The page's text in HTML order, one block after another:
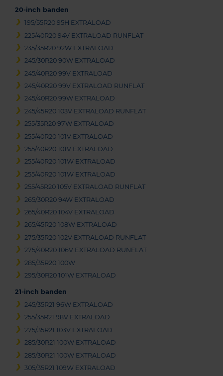
20-inch banden
195/55R20 95H EXTRALOAD
225/40R20 94V EXTRALOAD RUNFLAT
235/35R20 92W EXTRALOAD
245/30R20 90W EXTRALOAD
245/40R20 99V EXTRALOAD
245/40R20 99V EXTRALOAD RUNFLAT
245/40R20 99W EXTRALOAD
245/45R20 103V EXTRALOAD RUNFLAT
255/35R20 97W EXTRALOAD
255/40R20 101V EXTRALOAD
255/40R20 101V EXTRALOAD
255/40R20 101W EXTRALOAD
255/40R20 101W EXTRALOAD
255/45R20 105V EXTRALOAD RUNFLAT
265/30R20 94W EXTRALOAD
265/40R20 104V EXTRALOAD
265/45R20 108W EXTRALOAD
275/35R20 102V EXTRALOAD RUNFLAT
275/40R20 106V EXTRALOAD RUNFLAT
285/35R20 100W
295/30R20 101W EXTRALOAD
21-inch banden
245/35R21 96W EXTRALOAD
255/35R21 98V EXTRALOAD
275/35R21 103V EXTRALOAD
285/30R21 100W EXTRALOAD
285/30R21 100W EXTRALOAD
305/35R21 109W EXTRALOAD